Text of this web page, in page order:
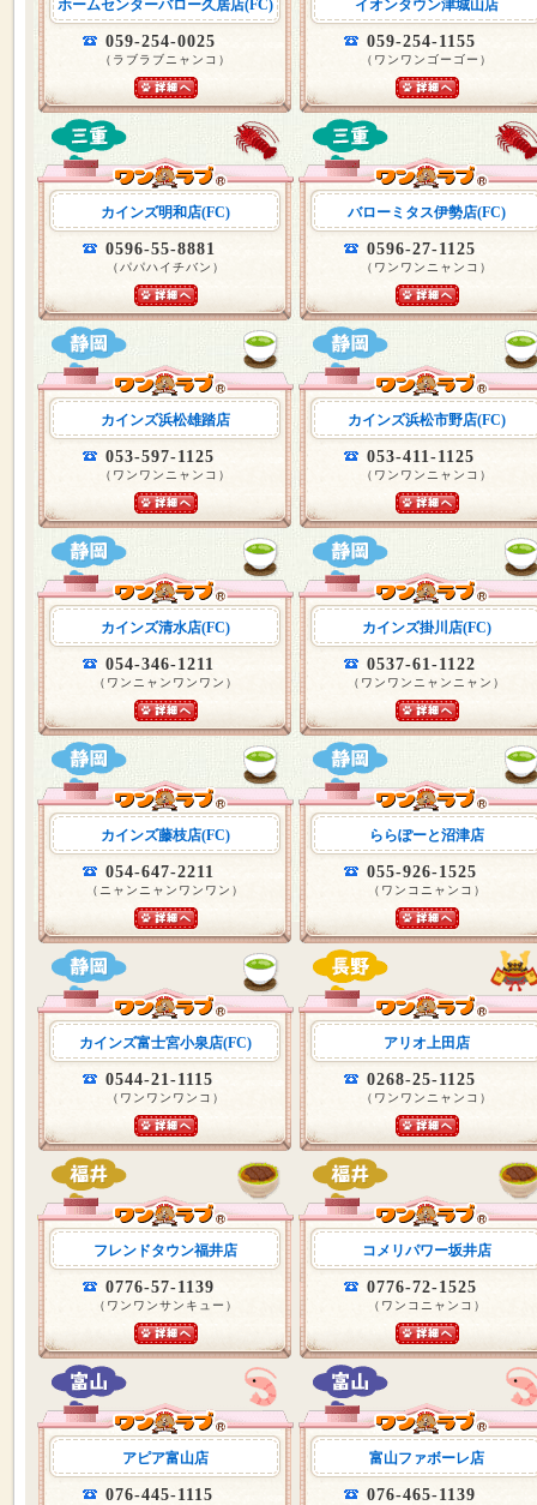
ホームセンターバロー久居店(FC)
059-254-0025
（ラブラブニャンコ）
イオンタウン津城山店
059-254-1155
（ワンワンゴーゴー）
カインズ明和店(FC)
0596-55-8881
（パパハイチバン）
バローミタス伊勢店(FC)
0596-27-1125
（ワンワンニャンコ）
カインズ浜松雄踏店
053-597-1125
（ワンワンニャンコ）
カインズ浜松市野店(FC)
053-411-1125
（ワンワンニャンコ）
カインズ清水店(FC)
054-346-1211
（ワンニャンワンワン）
カインズ掛川店(FC)
0537-61-1122
（ワンワンニャンニャン）
カインズ藤枝店(FC)
054-647-2211
（ニャンニャンワンワン）
ららぽーと沼津店
055-926-1525
（ワンコニャンコ）
カインズ富士宮小泉店(FC)
0544-21-1115
（ワンワンワンコ）
アリオ上田店
0268-25-1125
（ワンワンニャンコ）
フレンドタウン福井店
0776-57-1139
（ワンワンサンキュー）
コメリパワー坂井店
0776-72-1525
（ワンコニャンコ）
アピア富山店
076-445-1115
富山ファボーレ店
076-465-1139